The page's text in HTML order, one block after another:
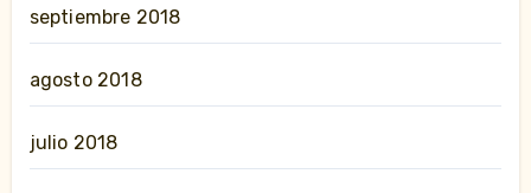
septiembre 2018
agosto 2018
julio 2018